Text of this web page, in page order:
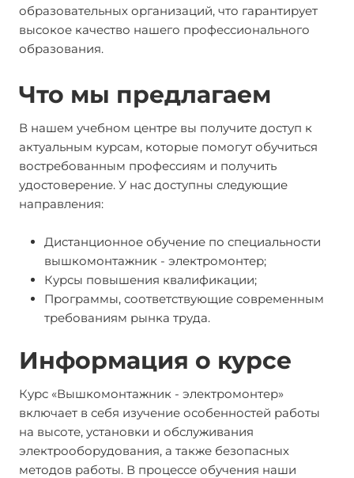
образовательных организаций, что гарантирует
высокое качество нашего профессионального
образования.
Что мы предлагаем
В нашем учебном центре вы получите доступ к
актуальным курсам, которые помогут обучиться
востребованным профессиям и получить
удостоверение. У нас доступны следующие
направления:
Дистанционное обучение по специальности
вышкомонтажник - электромонтер;
Курсы повышения квалификации;
Программы, соответствующие современным
требованиям рынка труда.
Информация о курсе
Курс «Вышкомонтажник - электромонтер»
включает в себя изучение особенностей работы
на высоте, установки и обслуживания
электрооборудования, а также безопасных
методов работы. В процессе обучения наши